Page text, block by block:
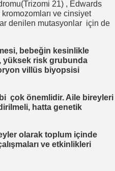
21) , Edwards
ve cinsiyet
denilen mutasyonlar için de
bebeğin kesinlikle
yüksek risk grubunda
villüs biyopsisi
çok önemlidir. Aile bireyleri
hatta genetik
olarak toplum içinde
ve etkinlikleri